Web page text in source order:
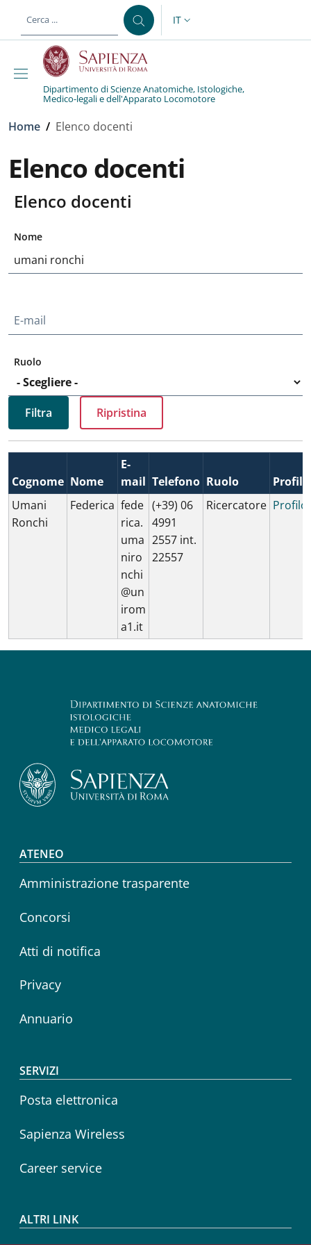
al contenuto principale
SELETTORE LINGUA:
IT
Dipartimento di Scienze Anatomiche, Istologiche,
Medico-legali e dell'Apparato Locomotore
Briciole di pane
Home / Elenco docenti
Elenco docenti
Elenco docenti
Nome
E-mail
Ruolo
Cognome Nome
E-
mail Telefono Ruolo
Profilo
Umani
Ronchi
Federica fede
rica.
uma
niro
nchi
@un
irom
a1.it
(+39) 06
4991
2557 int.
22557
Ricercatore Profilo
Footer menu
ATENEO
Amministrazione trasparente
Concorsi
Atti di notifica
Privacy
Annuario
SERVIZI
Posta elettronica
Sapienza Wireless
Career service
ALTRI LINK